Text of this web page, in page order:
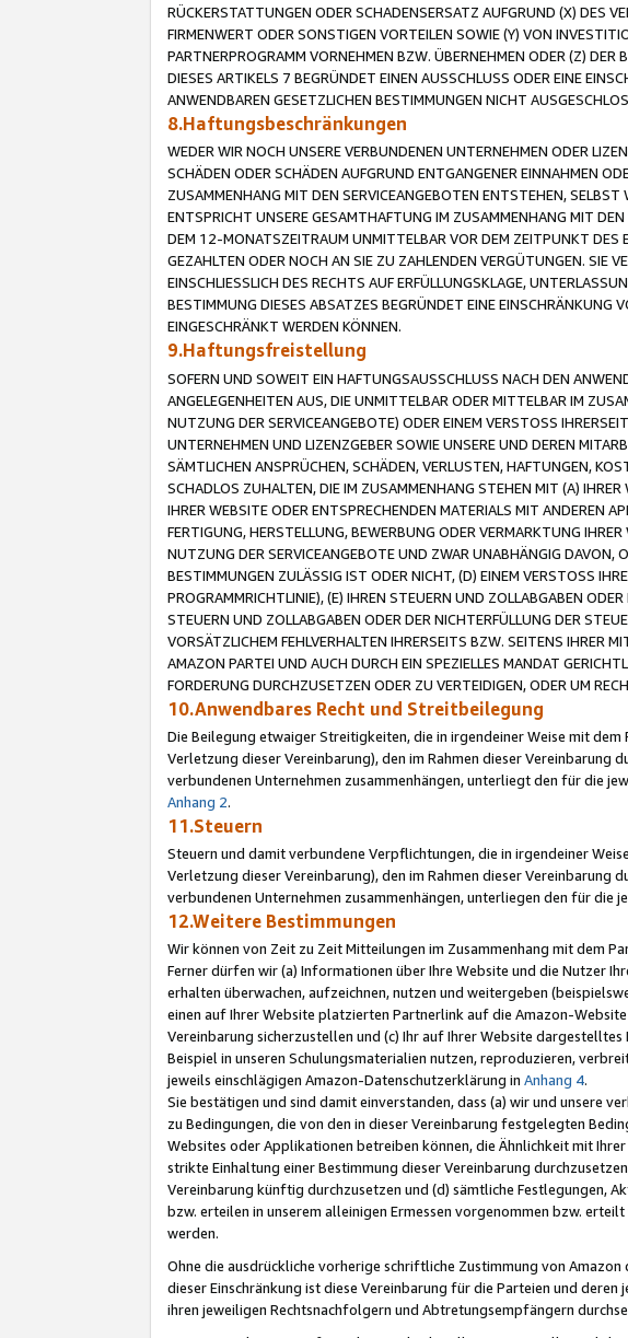
RÜCKERSTATTUNGEN ODER SCHADENSERSATZ AUFGRUND (X) DES
FIRMENWERT ODER SONSTIGEN VORTEILEN SOWIE (Y) VON
PARTNERPROGRAMM VORNEHMEN BZW. ÜBERNEHMEN ODER (Z)
DIESES ARTIKELS 7 BEGRÜNDET EINEN AUSSCHLUSS ODER EINE
ANWENDBAREN GESETZLICHEN BESTIMMUNGEN NICHT
8.Haftungsbeschränkungen
WEDER WIR NOCH UNSERE VERBUNDENEN UNTERNEHMEN ODER
SCHÄDEN ODER SCHÄDEN AUFGRUND ENTGANGENER EINNAHMEN
ZUSAMMENHANG MIT DEN SERVICEANGEBOTEN ENTSTEHEN,
ENTSPRICHT UNSERE GESAMTHAFTUNG IM ZUSAMMENHANG MIT
DEM 12-MONATSZEITRAUM UNMITTELBAR VOR DEM ZEITPUNKT DES
GEZAHLTEN ODER NOCH AN SIE ZU ZAHLENDEN VERGÜTUNGEN. SIE
EINSCHLIESSLICH DES RECHTS AUF ERFÜLLUNGSKLAGE,
BESTIMMUNG DIESES ABSATZES BEGRÜNDET EINE EINSCHRÄNKUNG
EINGESCHRÄNKT WERDEN KÖNNEN.
9.Haftungsfreistellung
SOFERN UND SOWEIT EIN HAFTUNGSAUSSCHLUSS NACH DEN
ANGELEGENHEITEN AUS, DIE UNMITTELBAR ODER MITTELBAR IM
NUTZUNG DER SERVICEANGEBOTE) ODER EINEM VERSTOSS
UNTERNEHMEN UND LIZENZGEBER SOWIE UNSERE UND DEREN
SÄMTLICHEN ANSPRÜCHEN, SCHÄDEN, VERLUSTEN, HAFTUNGEN,
SCHADLOS ZUHALTEN, DIE IM ZUSAMMENHANG STEHEN MIT (A)
IHRER WEBSITE ODER ENTSPRECHENDEN MATERIALS MIT ANDEREN
FERTIGUNG, HERSTELLUNG, BEWERBUNG ODER VERMARKTUNG
NUTZUNG DER SERVICEANGEBOTE UND ZWAR UNABHÄNGIG DAVON,
BESTIMMUNGEN ZULÄSSIG IST ODER NICHT, (D) EINEM VERSTOSS
PROGRAMMRICHTLINIE), (E) IHREN STEUERN UND ZOLLABGABEN
STEUERN UND ZOLLABGABEN ODER DER NICHTERFÜLLUNG DER
VORSÄTZLICHEM FEHLVERHALTEN IHRERSEITS BZW. SEITENS IHRER
AMAZON PARTEI UND AUCH DURCH EIN SPEZIELLES MANDAT
FORDERUNG DURCHZUSETZEN ODER ZU VERTEIDIGEN, ODER UM
10.Anwendbares Recht und Streitbeilegung
Die Beilegung etwaiger Streitigkeiten, die in irgendeiner Weise mit
Verletzung dieser Vereinbarung), den im Rahmen dieser
verbundenen Unternehmen zusammenhängen, unterliegt den für die
Anhang 2.
11.Steuern
Steuern und damit verbundene Verpflichtungen, die in irgendeiner
Verletzung dieser Vereinbarung), den im Rahmen dieser
verbundenen Unternehmen zusammenhängen, unterliegen den für die
12.Weitere Bestimmungen
Wir können von Zeit zu Zeit Mitteilungen im Zusammenhang mit dem
Ferner dürfen wir (a) Informationen über Ihre Website und die Nutzer
erhalten überwachen, aufzeichnen, nutzen und weitergeben
einen auf Ihrer Website platzierten Partnerlink auf die Amazon-
Vereinbarung sicherzustellen und (c) Ihr auf Ihrer Website
Beispiel in unseren Schulungsmaterialien nutzen, reproduzieren,
jeweils einschlägigen Amazon-Datenschutzerklärung in Anhang 4.
Sie bestätigen und sind damit einverstanden, dass (a) wir und unsere
zu Bedingungen, die von den in dieser Vereinbarung festgelegten
Websites oder Applikationen betreiben können, die Ähnlichkeit mit
strikte Einhaltung einer Bestimmung dieser Vereinbarung
Vereinbarung künftig durchzusetzen und (d) sämtliche Festlegungen,
bzw. erteilen in unserem alleinigen Ermessen vorgenommen bzw.
werden.
Ohne die ausdrückliche vorherige schriftliche Zustimmung von
dieser Einschränkung ist diese Vereinbarung für die Parteien und
ihren jeweiligen Rechtsnachfolgern und Abtretungsempfängern